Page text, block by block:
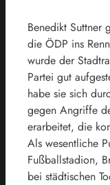
Benedikt Suttner
die ÖDP ins
wurde der
Partei gut
habe sie sich
gegen Angriffe
erarbeitet, die
Als wesentliche
Fußballstadion,
bei städtischen